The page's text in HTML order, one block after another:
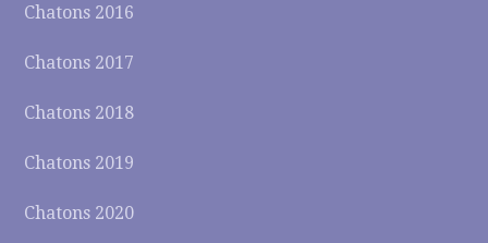
Chatons 2016
Chatons 2017
Chatons 2018
Chatons 2019
Chatons 2020